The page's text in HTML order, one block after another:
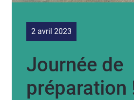
2 avril 2023
Journée de
préparation